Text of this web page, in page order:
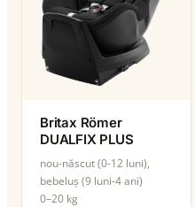
Britax Römer
DUALFIX PLUS
nou-născut (0-12 luni),
bebeluș (9 luni-4 ani)
0–20 kg